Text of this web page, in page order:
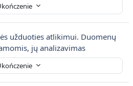
užduoties atlikimui. Duomenų
jų analizavimas